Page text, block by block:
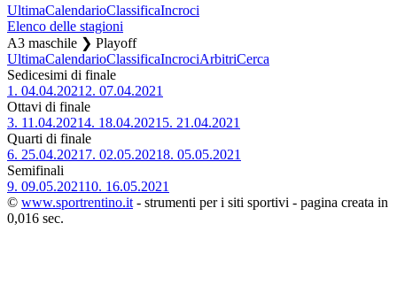
UltimaCalendarioClassificaIncroci
Elenco delle stagioni
A3 maschile ❯ Playoff
UltimaCalendarioClassificaIncrociArbitriCerca
Sedicesimi di finale
1. 04.04.2021 2. 07.04.2021
Ottavi di finale
3. 11.04.20214. 18.04.2021 5. 21.04.2021
Quarti di finale
6. 25.04.2021 7. 02.05.20218. 05.05.2021
Semifinali
9. 09.05.202110. 16.05.2021
© www.sportrentino.it - strumenti per i siti sportivi - pagina creata in
0,016 sec.